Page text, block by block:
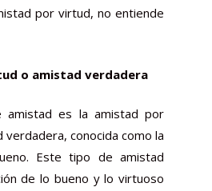
por virtud, no entiende
o amistad verdadera
es la amistad por
verdadera, conocida como la
Este tipo de amistad
de lo bueno y lo virtuoso